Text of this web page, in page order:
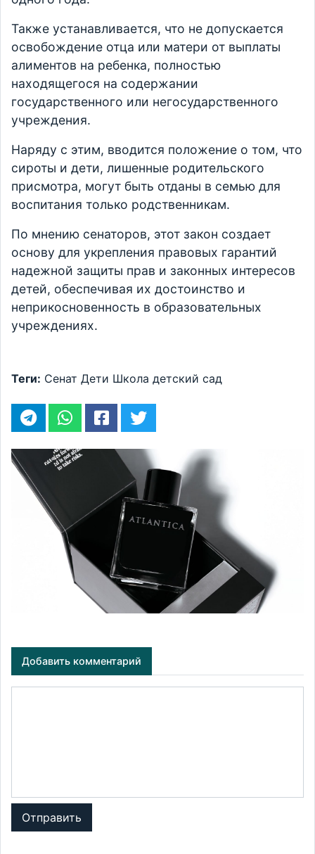
Также устанавливается, что не допускается
освобождение отца или матери от выплаты
алиментов на ребенка, полностью
находящегося на содержании
государственного или негосударственного
учреждения.
Наряду с этим, вводится положение о том, что
сироты и дети, лишенные родительского
присмотра, могут быть отданы в семью для
воспитания только родственникам.
По мнению сенаторов, этот закон создает
основу для укрепления правовых гарантий
надежной защиты прав и законных интересов
детей, обеспечивая их достоинство и
неприкосновенность в образовательных
учреждениях.
Теги: Сенат Дети Школа детский сад
Добавить комментарий
Отправить